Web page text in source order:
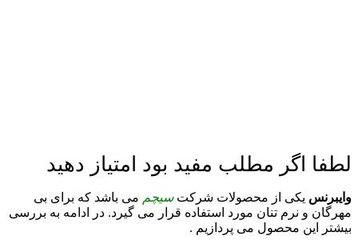
لطفا اگر مطلب مفید بود امتیاز دهید
وایبرنس یکی از محصولات شرکتسیچم می باشد که برای بی
مهرگان و نرم تنان مورد استفاده قرار می گیرد. در ادامه به بررسی
بیشتر این محصول می پردازیم .